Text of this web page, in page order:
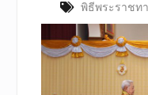
พิธีพระราชท